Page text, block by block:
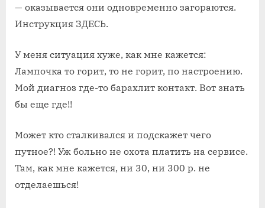
— оказывается они одновременно загораются.
Инструкция ЗДЕСЬ.
У меня ситуация хуже, как мне кажется:
Лампочка то горит, то не горит, по настроению.
Мой диагноз где-то барахлит контакт. Вот знать
бы еще где!!
Может кто сталкивался и подскажет чего
путное?! Уж больно не охота платить на сервисе.
Там, как мне кажется, ни 30, ни 300 р. не
отделаешься!